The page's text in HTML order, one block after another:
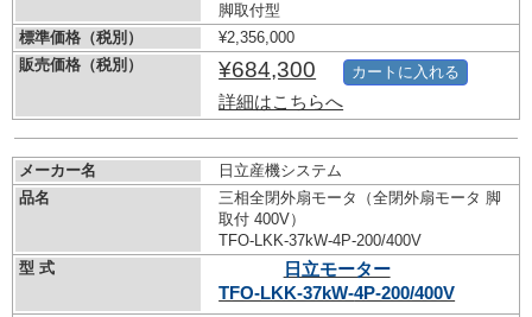
脚取付型
標準価格（税別）
¥2,356,000
販売価格（税別）
¥684,300
詳細はこちらへ
カートに入れる
メーカー名
日立産機システム
品名
三相全閉外扇モータ（全閉外扇モータ 脚
取付 400V）
TFO-LKK-37kW-4P-200/400V
型 式
日立モーター
TFO-LKK-37kW-4P-200/400V